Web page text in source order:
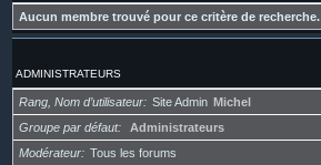
Aucun membre trouvé pour ce critère de recherche.
ADMINISTRATEURS
Rang, Nom d’utilisateur Site Admin Michel
Groupe par défaut
Administrateurs
Modérateur
Tous les forums